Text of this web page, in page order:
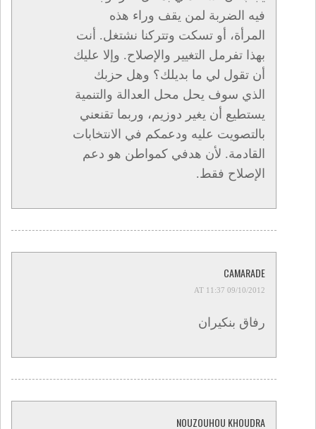
فيه الضربة لمن يقف وراء هذه
المرأة، أو تسكت وتتركنا نشتغل. أنت
بهذا تفرمل التغيير والإصلاح. وإلا عليك
أن تقول لي ما بديلك؟ وهل حزبك
الذي سوف يحل محل العدالة والتنمية
يستطيع أن يغير دوزيم، وربما تقنعني
بالتصويت عليه ودعمكم في الانتخابات
القادمة. لأن هدفي كمواطن هو دعم
الإصلاح فقط.
CAMARADE
09/10/2012 AT 11:37
رفاق بنكيران
NOUZOUHOU KHOUDRA